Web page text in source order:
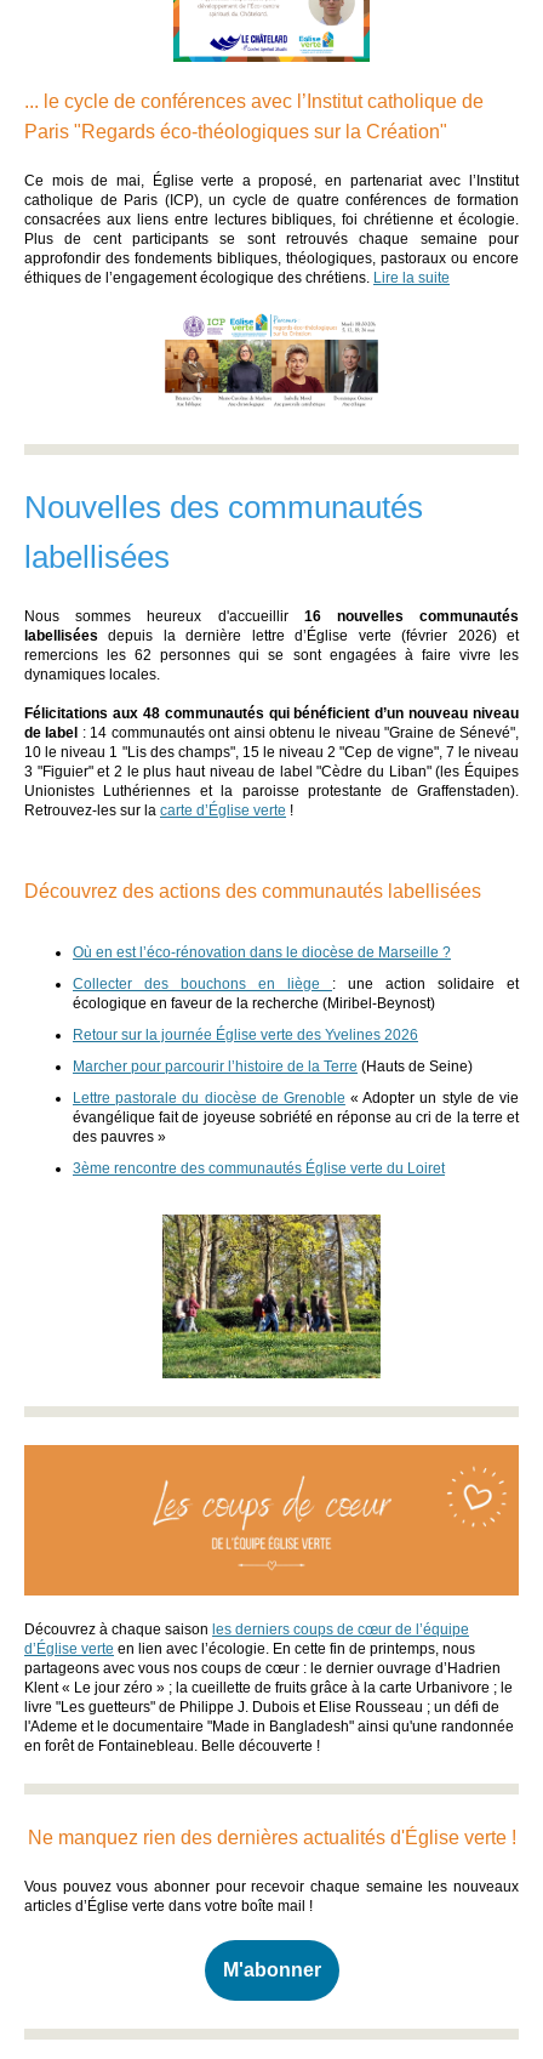
... le cycle de conférences avec l’Institut catholique de
Paris "Regards éco-théologiques sur la Création"
Ce mois de mai, Église verte a proposé, en partenariat avec l’Institut
catholique de Paris (ICP), un cycle de quatre conférences de formation
consacrées aux liens entre lectures bibliques, foi chrétienne et écologie.
Plus de cent participants se sont retrouvés chaque semaine pour
approfondir des fondements bibliques, théologiques, pastoraux ou encore
éthiques de l’engagement écologique des chrétiens. Lire la suite
Nouvelles des communautés
labellisées
Nous sommes heureux d'accueillir 16 nouvelles communautés
labellisées depuis la dernière lettre d’Église verte (février 2026) et
remercions les 62 personnes qui se sont engagées à faire vivre les
dynamiques locales.
Félicitations aux 48 communautés qui bénéficient d’un nouveau niveau
de label : 14 communautés ont ainsi obtenu le niveau "Graine de Sénevé",
10 le niveau 1 "Lis des champs", 15 le niveau 2 "Cep de vigne", 7 le niveau
3 "Figuier" et 2 le plus haut niveau de label "Cèdre du Liban" (les Équipes
Unionistes Luthériennes et la paroisse protestante de Graffenstaden).
Retrouvez-les sur la carte d’Église verte !
Découvrez des actions des communautés labellisées
Où en est l’éco-rénovation dans le diocèse de Marseille ?
Collecter des bouchons en liège : une action solidaire et
écologique en faveur de la recherche (Miribel-Beynost)
Retour sur la journée Église verte des Yvelines 2026
Marcher pour parcourir l’histoire de la Terre (Hauts de Seine)
Lettre pastorale du diocèse de Grenoble « Adopter un style de vie
évangélique fait de joyeuse sobriété en réponse au cri de la terre et
des pauvres »
3ème rencontre des communautés Église verte du Loiret
Découvrez à chaque saison les derniers coups de cœur de l’équipe
d’Église verte en lien avec l’écologie. En cette fin de printemps, nous
partageons avec vous nos coups de cœur : le dernier ouvrage d’Hadrien
Klent « Le jour zéro » ; la cueillette de fruits grâce à la carte Urbanivore ; le
livre "Les guetteurs" de Philippe J. Dubois et Elise Rousseau ; un défi de
l'Ademe et le documentaire "Made in Bangladesh" ainsi qu'une randonnée
en forêt de Fontainebleau. Belle découverte !
Ne manquez rien des dernières actualités d'Église verte !
Vous pouvez vous abonner pour recevoir chaque semaine les nouveaux
articles d’Église verte dans votre boîte mail !
M'abonner